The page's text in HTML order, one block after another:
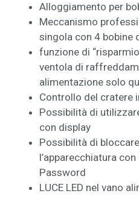
Alloggiamento per
Meccanismo
singola con 4 bobine
funzione di
ventola di
alimentazione solo
Controllo del cratere
Possibilità di
con display
Possibilità di
l’apparecchiatura
Password
LUCE LED nel vano